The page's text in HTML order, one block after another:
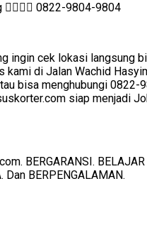
👉🏻👉🏻 0822-9804-9804
ingin cek lokasi langsung
kami di Jalan Wachid
bisa menghubungi 0822-
siap menjadi
BERGARANSI.
Dan BERPENGALAMAN.